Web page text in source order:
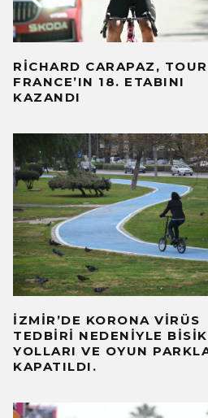
RICHARD CARAPAZ,
FRANCE’IN 18. ETABINI
KAZANDI
İZMIR’DE KORONA VIRÜS
TEDBIRI NEDENIYLE
YOLLARI VE OYUN
KAPATILDI.